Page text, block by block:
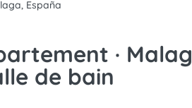
España
·
de bain